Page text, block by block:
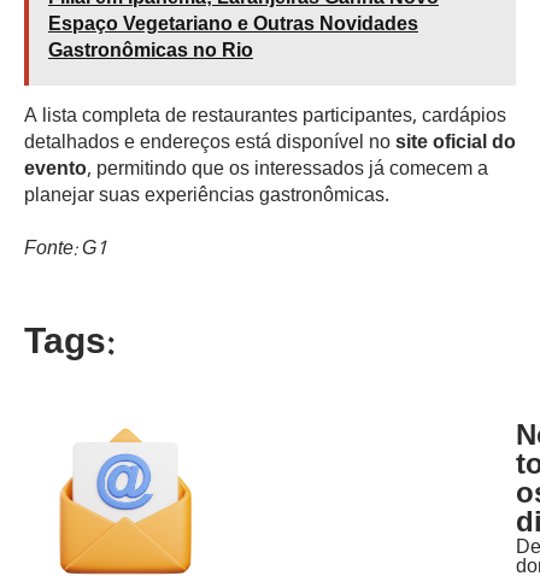
Espaço Vegetariano e Outras Novidades
Gastronômicas no Rio
A lista completa de restaurantes participantes, cardápios
detalhados e endereços está disponível nosite oficial do
evento, permitindo que os interessados já comecem a
planejar suas experiências gastronômicas.
Fonte: G1
Tags:
De